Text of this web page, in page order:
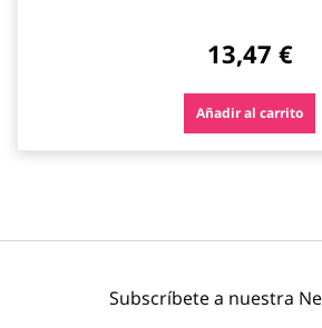
13,47 €
Añadir al carrito
Subscríbete a nuestra